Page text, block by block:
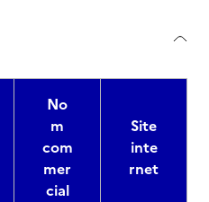
No
m
com
mer
cial
Site
inte
rnet